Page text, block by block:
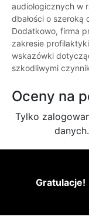
audiologicznych w
dbałości o szeroką
Dodatkowo, firma
zakresie
wskazówki
szkodliwymi
Oceny na
Tylko
danych.
Gratulacje!